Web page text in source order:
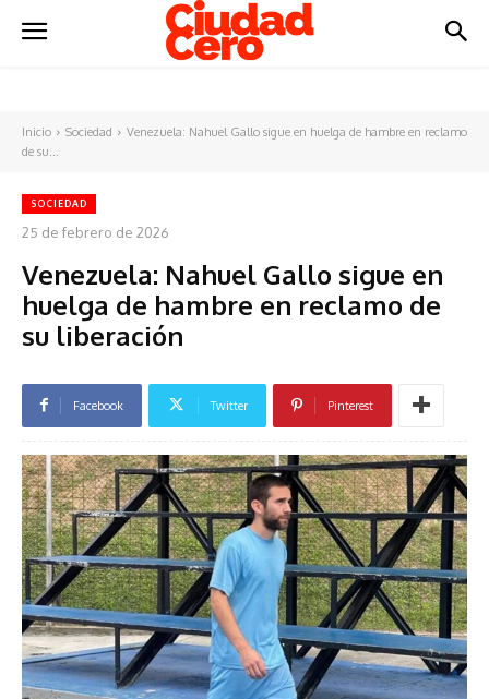
Inicio Sociedad
Venezuela: Nahuel Gallo sigue en huelga de hambre en reclamo
de su...
SOCIEDAD
25 de febrero de 2026
Venezuela: Nahuel Gallo sigue en
huelga de hambre en reclamo de
su liberación
Facebook Twitter Pinterest